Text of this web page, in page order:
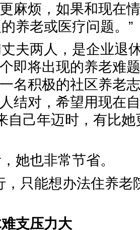
麻烦，如果和现在
的养老或医疗问
夫两人，是企业退
即将出现的养老难
名积极的社区养老
结对，希望用现在
自己年迈时，有比
，她也非常节省
，只能想办法住养老
支压力大